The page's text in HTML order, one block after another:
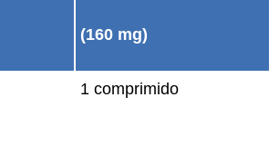
(160 mg)
1 comprimido